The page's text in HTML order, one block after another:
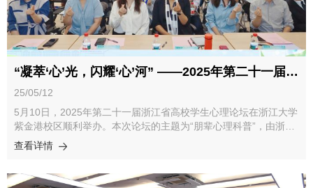
“凝萃‘心’光，闪耀‘心’河” ——2025年第二十一届浙江省高校学生心理论坛顺利举办
25/05/12
5月10日，2025年第二十一届浙江省高校学生心理论坛在浙江大学
紫金港校区顺利举办。本次论坛的主题为“朋辈心理科普”，由浙江
大学党委学生工作部、党委研究生工作部、心理健康教育与咨询中
心主办，学生心理健康协会、常青藤心理服务团队、心桥朋辈互助
的16所高校，共23个心理社团/组织的师生代表参与了本次论坛。
查看详情